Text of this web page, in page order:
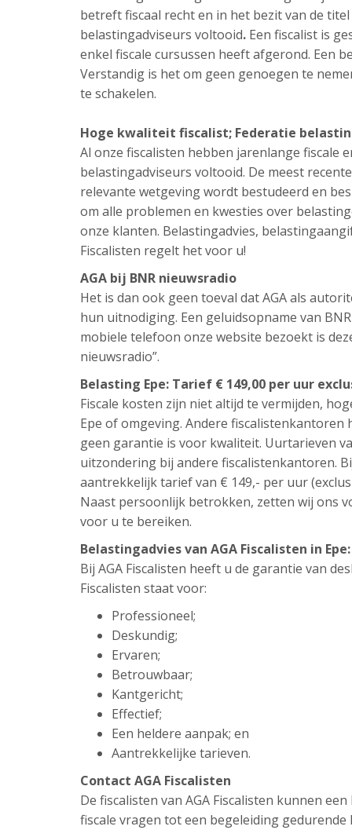
betreft fiscaal recht en in het bezit van de titel
belastingadviseurs voltooid. Een fiscalist is
enkel fiscale cursussen heeft afgerond. Een
Verstandig is het om geen genoegen te
te schakelen.
Hoge kwaliteit fiscalist; Federatie
Al onze fiscalisten hebben jarenlange fiscale
belastingadviseurs voltooid. De meest
relevante wetgeving wordt bestudeerd en
om alle problemen en kwesties over
onze klanten. Belastingadvies,
Fiscalisten regelt het voor u!
AGA bij BNR nieuwsradio
Het is dan ook geen toeval dat AGA als
hun uitnodiging. Een geluidsopname van
mobiele telefoon onze website bezoekt is
nieuwsradio”.
Belasting Epe: Tarief € 149,00 per uur
Fiscale kosten zijn niet altijd te vermijden,
Epe of omgeving. Andere
geen garantie is voor kwaliteit. Uurtarieven
uitzondering bij andere fiscalistenkantoren.
aantrekkelijk tarief van € 149,- per uur
Naast persoonlijk betrokken, zetten wij ons
voor u te bereiken.
Belastingadvies van AGA Fiscalisten in
Bij AGA Fiscalisten heeft u de garantie van
Fiscalisten staat voor:
Professioneel;
Deskundig;
Ervaren;
Betrouwbaar;
Kantgericht;
Effectief;
Een heldere aanpak; en
Aantrekkelijke tarieven.
Contact AGA Fiscalisten
De fiscalisten van AGA Fiscalisten kunnen
fiscale vragen tot een begeleiding